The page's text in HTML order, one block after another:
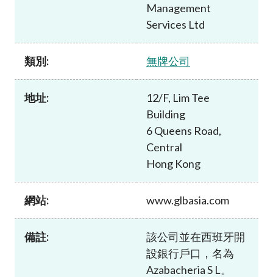
Management
Services Ltd
類別: 無牌公司
地址:
12/F, Lim Tee
Building
6 Queens Road,
Central
Hong Kong
網站: www.glbasia.com
備註:
該公司並在西班牙開
設銀行戶口，名為
Azabacheria S L。